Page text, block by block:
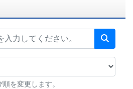
を変更します。